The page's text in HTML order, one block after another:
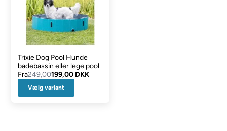
Trixie Dog Pool Hunde
badebassin eller lege pool
Fra249,00199,00 DKK
Vælg variant